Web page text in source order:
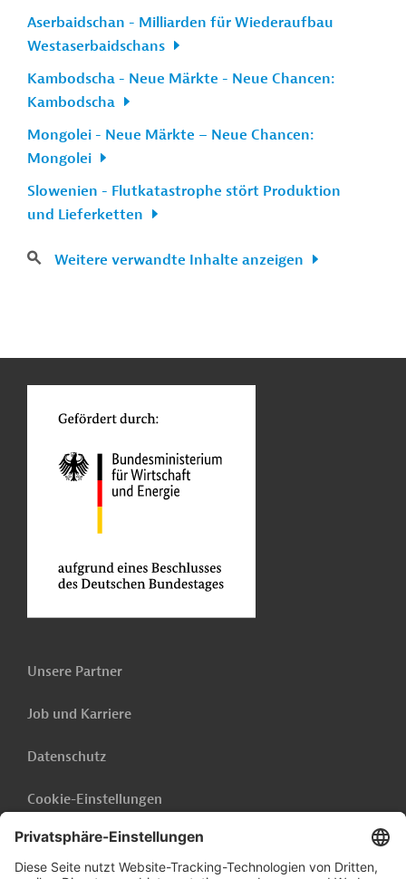
Aserbaidschan - Milliarden für Wiederaufbau
Westaserbaidschans
Kambodscha - Neue Märkte - Neue Chancen:
Kambodscha
Mongolei - Neue Märkte – Neue Chancen:
Mongolei
Slowenien - Flutkatastrophe stört Produktion
und Lieferketten
Weitere verwandte Inhalte anzeigen
Unsere Partner
Job und Karriere
Datenschutz
Cookie-Einstellungen
Barrierefreiheit